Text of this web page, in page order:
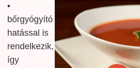
•
bőrgyógyító
hatással is
rendelkezik,
így